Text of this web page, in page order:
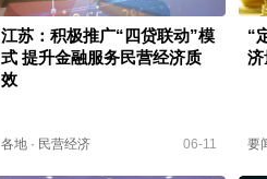
江苏：积极推广“四贷联动”模
式 提升金融服务民营经济质
效
各地· 民营经济 06-11
“
济
要